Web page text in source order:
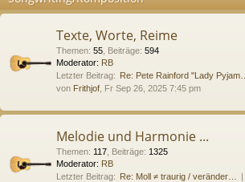
Texte, Worte, Reime
Themen: 55 Beiträge: 594
Moderator: RB
Letzter Beitrag: Re: Pete Rainford "Lady Pyjam…
von Frithjof , Fr Sep 26, 2025 7:45 pm
Melodie und Harmonie ...
Themen: 117 Beiträge: 1325
Moderator: RB
Letzter Beitrag: Re: Moll ≠ traurig / veränder…